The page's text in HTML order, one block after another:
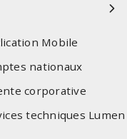
Mobile
nationaux
corporative
techniques Lumen